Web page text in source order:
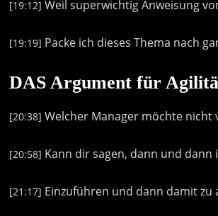
[19:12] Weil superwichtig Anweisung
[19:19] Packe ich dieses Thema nach
DAS Argument für
[20:38] Welcher Manager möchte nicht
[20:58] Kann dir sagen, dann und dann
[21:17] Einzuführen und dann damit zu